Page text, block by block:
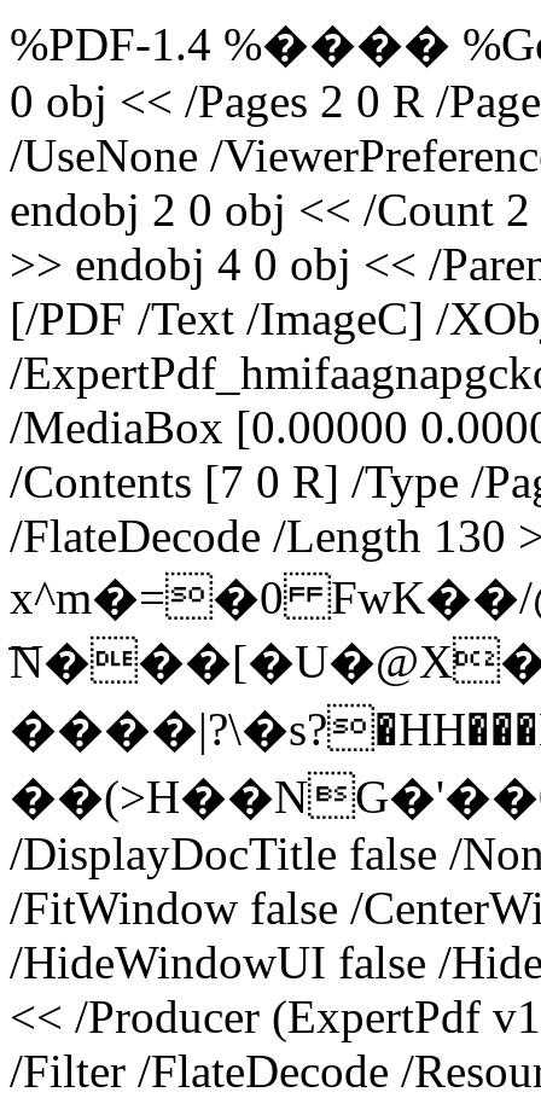
%PDF-1.4 %����
0 obj << /Pages 2 0 R /
/UseNone /
endobj 2 0 obj << /Count
>> endobj 4 0 obj << /
[/PDF /Text /ImageC] /
/
/MediaBox [0.00000
/Contents [7 0 R] /Type /
/FlateDecode /Length 130
x^m�=�0
��(>H��NG�'��0�
/DisplayDocTitle false /
/FitWindow false /
/HideWindowUI false /
<< /Producer (ExpertPdf
/Filter /FlateDecode /